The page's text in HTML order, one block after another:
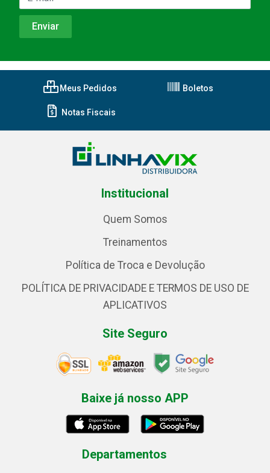
Meus Pedidos Boletos
Notas Fiscais
Institucional
Quem Somos
Treinamentos
Política de Troca e Devolução
POLÍTICA DE PRIVACIDADE E TERMOS DE USO DE
APLICATIVOS
Site Seguro
Baixe já nosso APP
Departamentos